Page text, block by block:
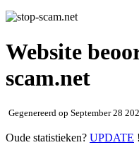
Website
scam.net
Gegenereerd op September 28
Oude statistieken? UPDATE !